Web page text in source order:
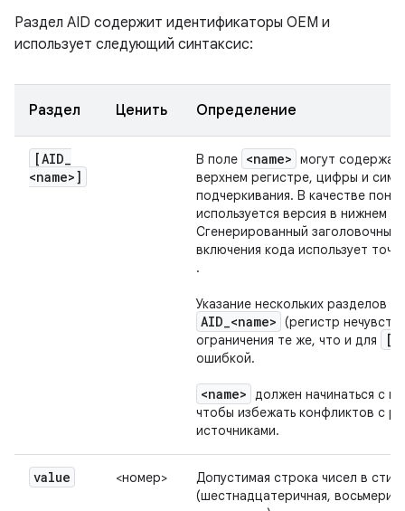
Раздел AID содержит идентификаторы OEM и
использует следующий синтаксис:
Раздел Ценить Определение
[AID_
<name>]
В поле <name> могут
верхнем регистре, цифры и
подчеркивания. В качестве
используется версия в нижнем
Сгенерированный заголовочный
включения кода использует
.
Указание нескольких разделов
AID_<name> (регистр
ограничения те же, что и для
ошибкой.
<name> должен начинаться с
чтобы избежать конфликтов с
источниками.
value <номер>
Допустимая строка чисел в
(шестнадцатеричная,